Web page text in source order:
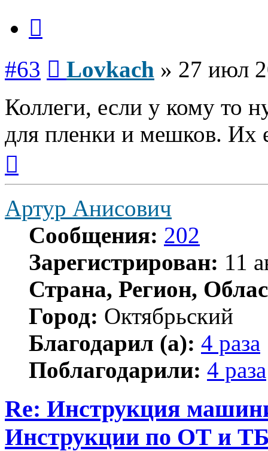
#63 Lovkach » 27 июл
Коллеги, если у кому то
для пленки и мешков. Их
началу
Артур Анисович
Сообщения: 202
Зарегистрирован: 11
Страна, Регион,
Город: Октябрьский
Благодарил (а): 4 раза
Поблагодарили: 4 раза
Re: Инструкция
Инструкции по ОТ и